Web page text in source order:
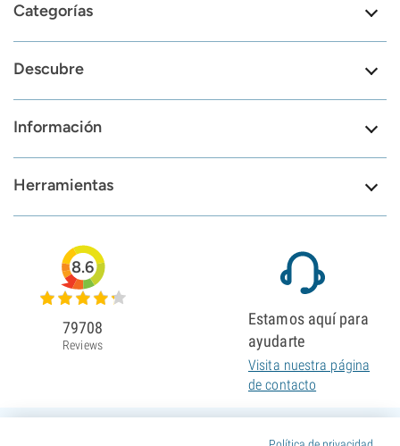
Categorías
Descubre
Información
Herramientas
8.6
79708
Reviews
Estamos aquí para
ayudarte
Visita nuestra página
de contacto